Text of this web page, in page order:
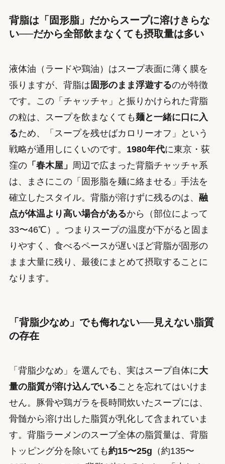
背脂は「固形脂」だからスープに溶けきらな
い──だから全部飲まなくても摂取量は多い
液体油（ラードや鶏油）はスープ表面に薄く膜を
張りますが、背脂は 固形のまま浮遊するのが特徴
です。この「チャッチャ」と振りかけられた背脂
の粒は、スープを飲まなくても麺と一緒に口に入
るため、「スープを残せばカロリーオフ」という
戦略が通用しにくいのです。 1980年代に東京・荻
窪の「春木屋」 周辺で広まった背脂チャッチャ系
は、まさにこの「固形脂を麺に絡ませる」手法を
確立したスタイル。背脂が溶けずに残るのは、 融
点が体温より高い場合があるから（部位によって
33〜46℃）。つまりスープの温度が下がると固ま
りやすく、食べるペースが遅いほど背脂が固形の
まま大量に残り、最後にまとめて摂取することに
なります。
「背脂少なめ」でも侮れない──見えない脂質
の存在
「背脂少なめ」を選んでも、実はスープ自体に大
量の脂質が溶け込んでいることを忘れてはいけま
せん。豚骨や鶏ガラを長時間炊いたスープには、
骨髄から溶け出した脂質が乳化して含まれていま
す。背脂ラーメンのスープ全体の脂質量は、背脂
トッピング分を除いても約15〜25g （約135〜